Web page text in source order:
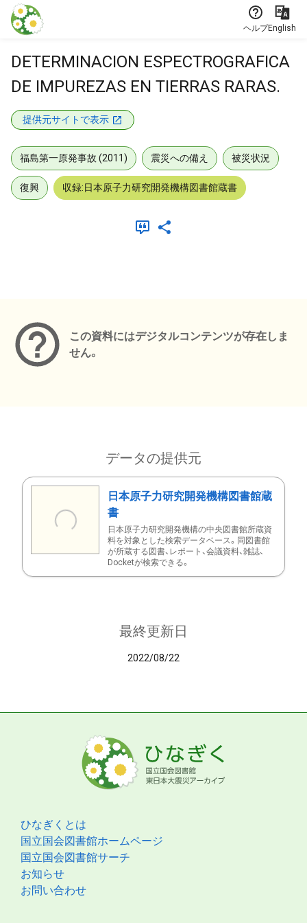
本文に飛ぶ
ヘルプEnglish
DETERMINACION ESPECTROGRAFICA
DE IMPUREZAS EN TIERRAS RARAS.
提供元サイトで表示
福島第一原発事故 (2011) 震災への備え 被災状況
復興 収録:日本原子力研究開発機構図書館蔵書
この資料にはデジタルコンテンツが存在しま
せん。
データの提供元
日本原子力研究開発機構図書館蔵
書
日本原子力研究開発機構の中央図書館所蔵資
料を対象とした検索データベース。同図書館
が所蔵する図書、レポート、会議資料、雑誌、
Docketが検索できる。
最終更新日
2022/08/22
ひなぎくとは
国立国会図書館ホームページ
国立国会図書館サーチ
お知らせ
お問い合わせ